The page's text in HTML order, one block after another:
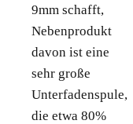
9mm schafft,
Nebenprodukt
davon ist eine
sehr große
Unterfadenspule,
die etwa 80%